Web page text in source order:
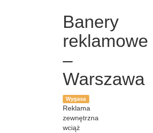
Banery
reklamowe
–
Warszawa
Wygasa
Reklama
zewnętrzna
wciąż